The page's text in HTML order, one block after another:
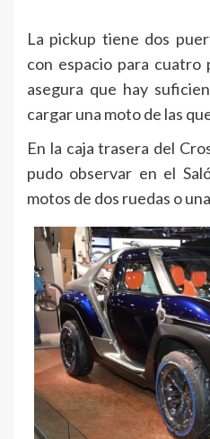
La pickup tiene dos
con espacio para cuatro
asegura que hay
cargar una moto de las
En la caja trasera del
pudo observar en el
motos de dos ruedas o